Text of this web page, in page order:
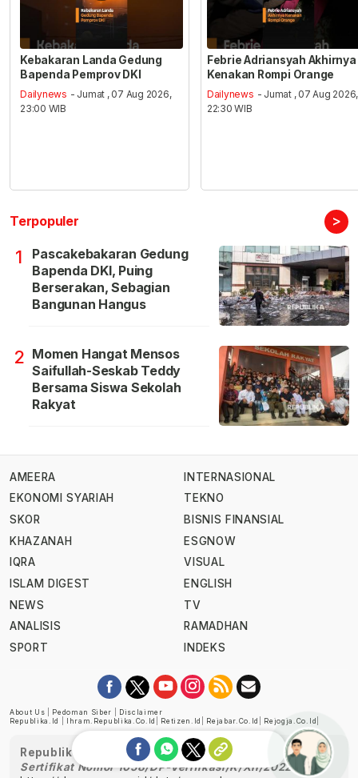
Kebakaran Landa Gedung
Bapenda Pemprov DKI
Dailynews - Jumat , 07 Aug 2026,
23:00 WIB
Febrie Adriansyah Akhirnya
Kenakan Rompi Orange
Dailynews - Jumat , 07 Aug 2026,
22:30 WIB
Terpopuler >
1
Pascakebakaran Gedung
Bapenda DKI, Puing
Berserakan, Sebagian
Bangunan Hangus
2 Momen Hangat Mensos
Saifullah-Seskab Teddy
Bersama Siswa Sekolah
Rakyat
AMEERA
EKONOMI SYARIAH
SKOR
KHAZANAH
IQRA
ISLAM DIGEST
NEWS
ANALISIS
SPORT
INTERNASIONAL
TEKNO
BISNIS FINANSIAL
ESGNOW
VISUAL
ENGLISH
TV
RAMADHAN
INDEKS
About Us Pedoman Siber
Disclaimer
Republika.id
Ihram.republika.co.id Retizen.id Rejabar.co.id Rejogja.co.id
Republika telah diverifikasi oleh Dewan Pers
Sertifikat Nomor 1058/DP-Verifikasi/K/XII/2022